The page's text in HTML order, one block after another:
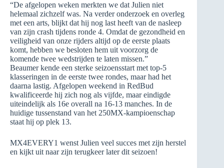
“De afgelopen weken merkten we dat Julien niet
helemaal zichzelf was. Na verder onderzoek en overleg
met een arts, blijkt dat hij nog last heeft van de nasleep
van zijn crash tijdens ronde 4. Omdat de gezondheid en
veiligheid van onze rijders altijd op de eerste plaats
komt, hebben we besloten hem uit voorzorg de
komende twee wedstrijden te laten missen.”
Beaumer kende een sterke seizoensstart met top-5
klasseringen in de eerste twee rondes, maar had het
daarna lastig. Afgelopen weekend in RedBud
kwalificeerde hij zich nog als vijfde, maar eindigde
uiteindelijk als 16e overall na 16-13 manches. In de
huidige tussenstand van het 250MX-kampioenschap
staat hij op plek 13.
MX4EVERY1 wenst Julien veel succes met zijn herstel
en kijkt uit naar zijn terugkeer later dit seizoen!